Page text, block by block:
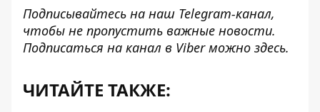
Подписывайтесь на наш Telegram-канал,
чтобы не пропустить важные новости.
Подписаться на канал в Viber можно здесь.
ЧИТАЙТЕ ТАКЖЕ: